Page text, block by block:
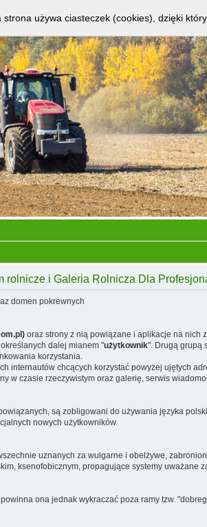
rolnicze i Galeria Rolnicza Dla
domen pokrewnych
oraz strony z nią powiązane i aplikacje na nich
dalej mianem "użytkownik". Drugą grupą
korzystania.
internautów chcących korzystać powyżej ujętych
w czasie rzeczywistym oraz galerię, serwis
są zobligowani do używania języka
nowych użytkowników.
uznanych za wulgarne i obelżywe,
ksenofobicznym, propagujące systemy uważane
ona jednak wykraczać poza ramy tzw.
strona używa ciasteczek (cookies), dzięki